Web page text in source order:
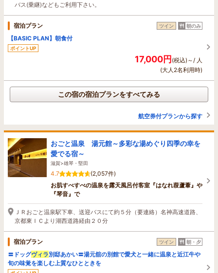
バス(乗継)などもご利用下さい。
宿泊プラン ツイン 朝のみ
【BASIC PLAN】朝食付
ポイントUP
17,000円(税込)～/ 人
(大人2名利用時)
この宿の宿泊プランをすべてみる
航空券付プランから探す
おごと温泉 湯元館～多彩な湯めぐり四季の幸を
愛でる宿～
滋賀>雄琴・堅田
4.7
(2,057件)
お肌すべすべの温泉を露天風呂付客室『はなれ葭蘆葦』や
『琴音』で
ＪＲおごと温泉駅下車、送迎バスにて約５分（要連絡）名神高速道路、
京都東ＩＣより湖西道路経由２０分
宿泊プラン ツイン 朝・夕
〓ドッグヴィラ別邸あかい〓湯元舘の別館で愛犬と一緒に温泉と近江牛や
旬の味覚を楽しむ上質なひとときを